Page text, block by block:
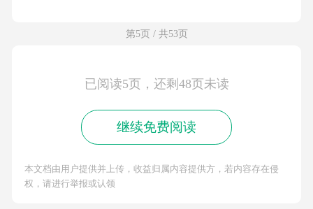
第5页 / 共53页
已阅读5页，还剩48页未读
继续免费阅读
本文档由用户提供并上传，收益归属内容提供方，若内容存在侵
权，请进行举报或认领